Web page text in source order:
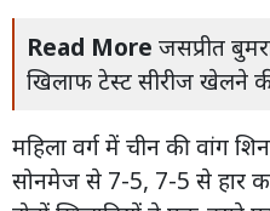
Read More जसप्रीत
खिलाफ टेस्ट सीरीज खेलने
महिला वर्ग में चीन की वांग
सोनमेज से 7-5, 7-5 से हार